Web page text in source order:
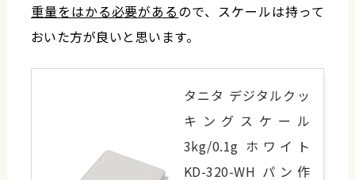
重量をはかる必要があるので、スケールは持って
おいた方が良いと思います。
タニタ デジタルクッ
キングスケール
3kg/0.1g ホワイト
KD-320-WH パン作